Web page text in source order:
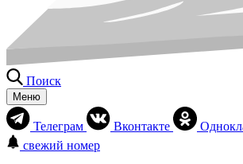
Поиск
Меню
Телеграм Вконтакте
свежий номер